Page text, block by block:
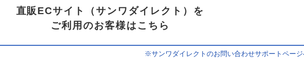
直販ECサイト（サンワダイレクト）を
ご利用のお客様はこちら
※サンワダイレクトのお問い合わせサポートページ